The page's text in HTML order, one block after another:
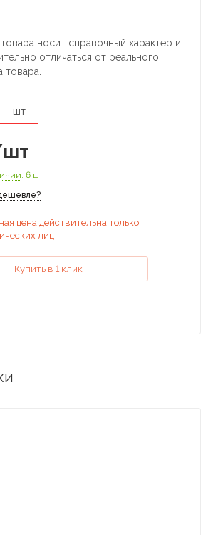
носит справочный характер и
отличаться от реального
товара.
шт
: 6 шт
цена действительна только
лиц
Купить в 1 клик